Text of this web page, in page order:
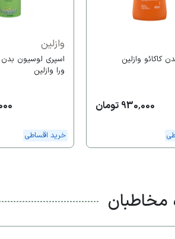
کاکائو وازلین
930,000 تومان
وازلین
اسپری لوسیون بدن
ورا وازلین
خرید اقساطی
مخاطبان